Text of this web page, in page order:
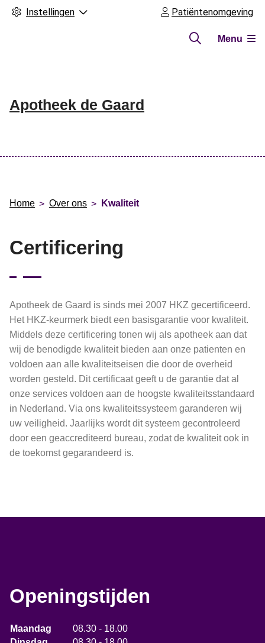
Instellingen Patiëntenomgeving
Apotheek de Gaard
Menu
Home Over ons Kwaliteit
Certificering
Apotheek de Gaard is sinds mei 2007 HKZ gecertificeerd.
Het HKZ-keurmerk biedt een basisgarantie voor kwaliteit.
Middels deze certificering tonen wij als apotheek aan dat
wij de benodigde kwaliteit bieden aan onze patienten en
voldoen aan alle kwaliteitseisen die door de overheid
worden gesteld. Dit certificaat geeft u de garantie dat al
onze services voldoen aan de hoogste kwaliteitsstandaard
in Nederland. Via ons kwaliteitssysteem garanderen wij
uw veiligheid. Jaarlijks wordt dit systeem gecontroleerd
door een geaccrediteerd bureau, zodat de kwaliteit ook in
de toekomst gegarandeerd is.
Openingstijden
Maandag
08.30 - 18.00